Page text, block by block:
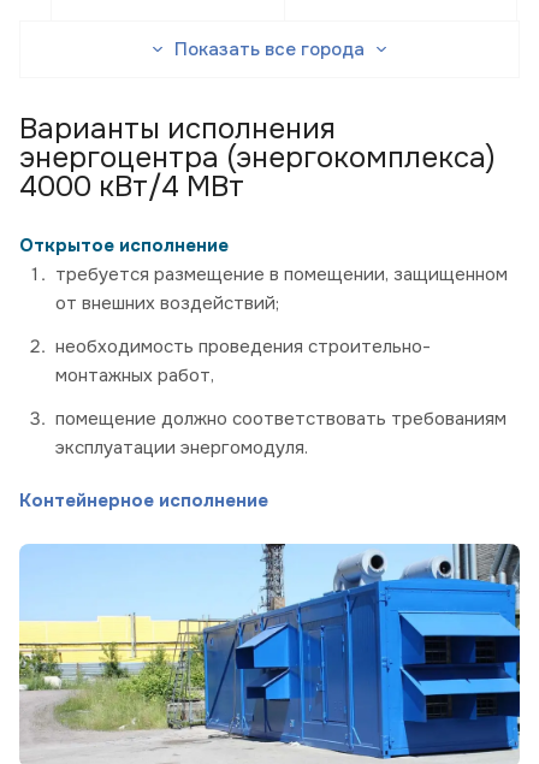
Показать все города
Варианты исполнения
энергоцентра (энергокомплекса)
4000 кВт/4 МВт
Открытое исполнение
требуется размещение в помещении, защищенном
от внешних воздействий;
необходимость проведения строительно-
монтажных работ,
помещение должно соответствовать требованиям
эксплуатации энергомодуля.
Контейнерное исполнение